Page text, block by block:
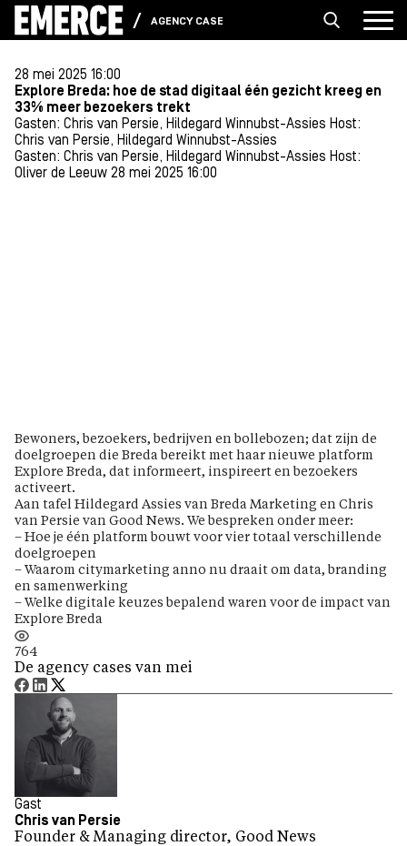
AGENCY CASES
28 mei 2025 16:00
Explore Breda: hoe de stad digitaal één gezicht kreeg en
33% meer bezoekers trekt
Gasten: Chris van Persie, ​Hildegard Winnubst-Assies Host:
Chris van Persie, ​Hildegard Winnubst-Assies
Gasten: Chris van Persie, ​Hildegard Winnubst-Assies Host:
Oliver de Leeuw 28 mei 2025 16:00
Bewoners, bezoekers, bedrijven en bollebozen; dat zijn de
doelgroepen die Breda bereikt met haar nieuwe platform
Explore Breda, dat informeert, inspireert en bezoekers
activeert.
Aan tafel Hildegard Assies van Breda Marketing en Chris
van Persie van Good News. We bespreken onder meer:
– Hoe je één platform bouwt voor vier totaal verschillende
doelgroepen
– Waarom citymarketing anno nu draait om data, branding
en samenwerking
– Welke digitale keuzes bepalend waren voor de impact van
Explore Breda
764
De agency cases van mei
Gast
Chris van Persie
Founder & Managing director, Good News